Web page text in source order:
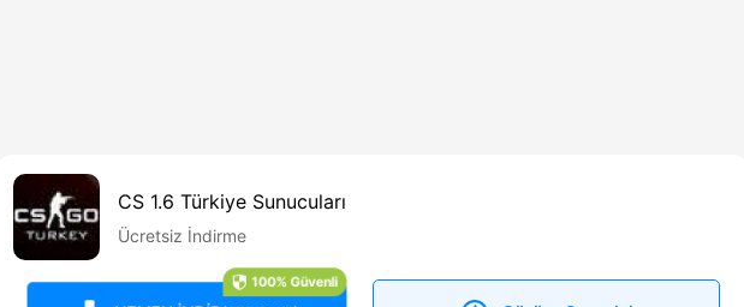
CS 1.6 Türkiye Sunucuları
Ücretsiz İndirme
100% Güvenli